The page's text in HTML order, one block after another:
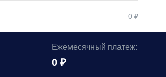
0 ₽
Ежемесячный платеж:
0 ₽